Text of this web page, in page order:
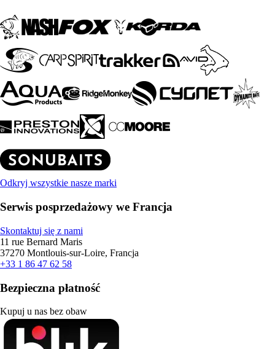
Odkryj wszystkie nasze marki
Serwis posprzedażowy we Francja
Skontaktuj się z nami
11 rue Bernard Maris
37270 Montlouis-sur-Loire, Francja
+33 1 86 47 62 58
Bezpieczna płatność
Kupuj u nas bez obaw